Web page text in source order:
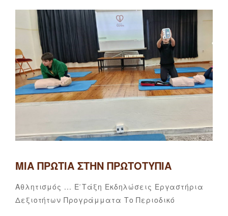
ΜΙΑ ΠΡΩΤΙΆ ΣΤΗΝ ΠΡΩΤΟΤΥΠΊΑ
Categories
Αθλητισμός ... Ε΄τάξη Εκδηλώσεις Εργαστήρια
Δεξιοτήτων Προγράμματα Το ΠεριοδικόBy
Βάλια-